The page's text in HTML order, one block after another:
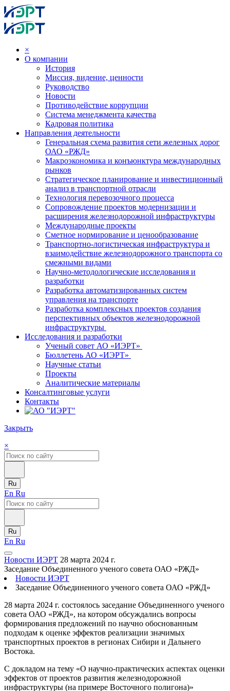
×
О компании
История
Миссия, видение, ценности
Руководство
Новости
Противодействие коррупции
Система менеджмента качества
Кадровая политика
Направления деятельности
Генеральная схема развития сети железных дорог
ОАО «РЖД»
Макроэкономика и конъюнктура международных
рынков
Стратегическое планирование и инвестиционный
анализ в транспортной отрасли
Технология перевозочного процесса
Сопровождение проектов модернизации и
расширения железнодорожной инфраструктуры
Международные проекты
Сметное нормирование и ценообразование
Транспортно-логистическая инфраструктура и
взаимодействие железнодорожного транспорта со
смежными видами
Научно-методологические исследования и
разработки
Разработка автоматизированных систем
управления на транспорте
Разработка комплексных проектов создания
перспективных объектов железнодорожной
инфраструктуры
Исследования и разработки
Ученый совет АО «ИЭРТ»
Бюллетень АО «ИЭРТ»
Научные статьи
Проекты
Аналитические материалы
Консалтинговые услуги
Контакты
Закрыть
×
Ru
En Ru
Ru
En Ru
Новости ИЭРТ 28 марта 2024 г.
Заседание Объединенного ученого совета ОАО «РЖД»
Новости ИЭРТ
Заседание Объединенного ученого совета ОАО «РЖД»
28 марта 2024 г. состоялось заседание Объединенного ученого
совета ОАО «РЖД», на котором обсуждались вопросы
формирования предложений по научно обоснованным
подходам к оценке эффектов реализации значимых
транспортных проектов в регионах Сибири и Дальнего
Востока.
С докладом на тему «О научно-практических аспектах оценки
эффектов от проектов развития железнодорожной
инфраструктуры (на примере Восточного полигона)»